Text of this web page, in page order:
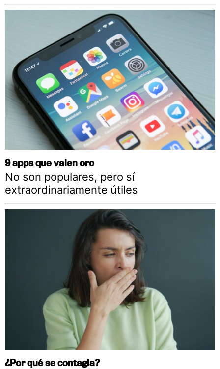
9 apps que valen oro
No son populares, pero sí
extraordinariamente útiles
¿Por qué se contagia?